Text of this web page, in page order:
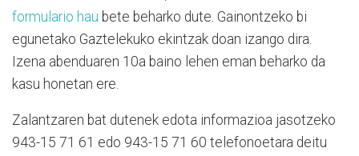
formulario hau bete beharko dute. Gainontzeko bi
egunetako Gaztelekuko ekintzak doan izango dira.
Izena abenduaren 10a baino lehen eman beharko da
kasu honetan ere.
Zalantzaren bat dutenek edota informazioa jasotzeko
943-15 71 61 edo 943-15 71 60 telefonoetara deitu